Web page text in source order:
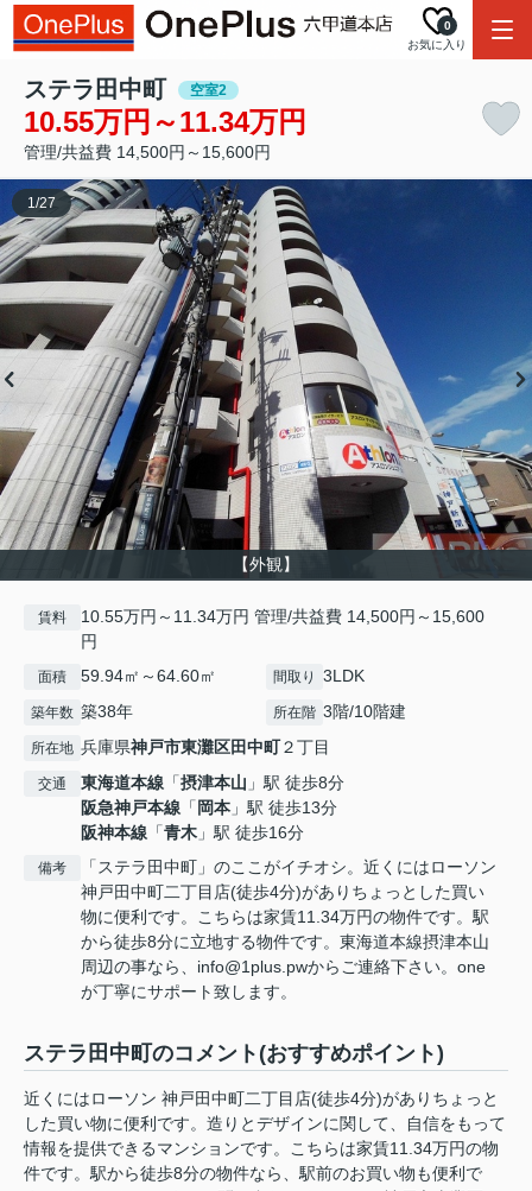
お気に入り
0
ステラ田中町 空室2
10.55万円～11.34万円
管理/共益費 14,500円～15,600円
【外観】
1/27
賃料
10.55万円～11.34万円 管理/共益費 14,500円～15,600
円
面積 59.94㎡～64.60㎡ 間取り 3LDK
築年数 築38年 所在階 3階/10階建
所在地 兵庫県神戸市東灘区田中町２丁目
交通 東海道本線 「摂津本山 」駅 徒歩8分
阪急神戸本線 「 岡本 」駅 徒歩13分
阪神本線 「青木 」駅 徒歩16分
備考
「ステラ田中町」のここがイチオシ。近くにはローソン
神戸田中町二丁目店(徒歩4分)がありちょっとした買い
物に便利です。こちらは家賃11.34万円の物件です。駅
から徒歩8分に立地する物件です。東海道本線摂津本山
周辺の事なら、info@1plus.pwからご連絡下さい。one
が丁寧にサポート致します。
ステラ田中町のコメント(おすすめポイント)
近くにはローソン 神戸田中町二丁目店(徒歩4分)がありちょっと
した買い物に便利です。造りとデザインに関して、自信をもって
情報を提供できるマンションです。こちらは家賃11.34万円の物
件です。駅から徒歩8分の物件なら、駅前のお買い物も便利で